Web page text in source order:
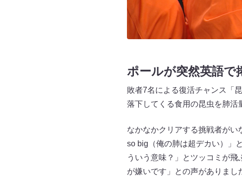
ポールが突然英語で
敗者7名による復活チャンス「
落下してくる食用の昆虫を肺活
なかなかクリアする挑戦者がい
so big（俺の肺は超デカい）」
ういう意味？」とツッコミが
が嫌いです」との声がありまし